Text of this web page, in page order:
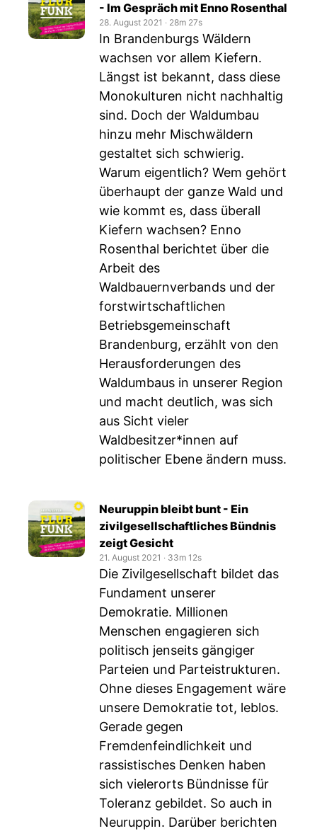
- Im Gespräch mit Enno Rosenthal
28. August 2021 ‧ 28m 27s
In Brandenburgs Wäldern
wachsen vor allem Kiefern.
Längst ist bekannt, dass diese
Monokulturen nicht nachhaltig
sind. Doch der Waldumbau
hinzu mehr Mischwäldern
gestaltet sich schwierig.
Warum eigentlich? Wem gehört
überhaupt der ganze Wald und
wie kommt es, dass überall
Kiefern wachsen? Enno
Rosenthal berichtet über die
Arbeit des
Waldbauernverbands und der
forstwirtschaftlichen
Betriebsgemeinschaft
Brandenburg, erzählt von den
Herausforderungen des
Waldumbaus in unserer Region
und macht deutlich, was sich
aus Sicht vieler
Waldbesitzer*innen auf
politischer Ebene ändern muss.
Neuruppin bleibt bunt - Ein
zivilgesellschaftliches Bündnis
zeigt Gesicht
21. August 2021 ‧ 33m 12s
Die Zivilgesellschaft bildet das
Fundament unserer
Demokratie. Millionen
Menschen engagieren sich
politisch jenseits gängiger
Parteien und Parteistrukturen.
Ohne dieses Engagement wäre
unsere Demokratie tot, leblos.
Gerade gegen
Fremdenfeindlichkeit und
rassistisches Denken haben
sich vielerorts Bündnisse für
Toleranz gebildet. So auch in
Neuruppin. Darüber berichten